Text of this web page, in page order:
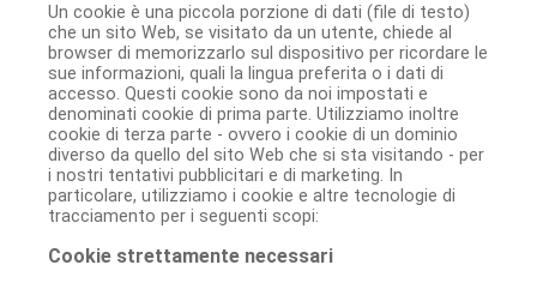
Un cookie è una piccola porzione di dati (file di testo)
che un sito Web, se visitato da un utente, chiede al
browser di memorizzarlo sul dispositivo per ricordare le
sue informazioni, quali la lingua preferita o i dati di
accesso. Questi cookie sono da noi impostati e
denominati cookie di prima parte. Utilizziamo inoltre
cookie di terza parte - ovvero i cookie di un dominio
diverso da quello del sito Web che si sta visitando - per
i nostri tentativi pubblicitari e di marketing. In
particolare, utilizziamo i cookie e altre tecnologie di
tracciamento per i seguenti scopi:
Cookie strettamente necessari